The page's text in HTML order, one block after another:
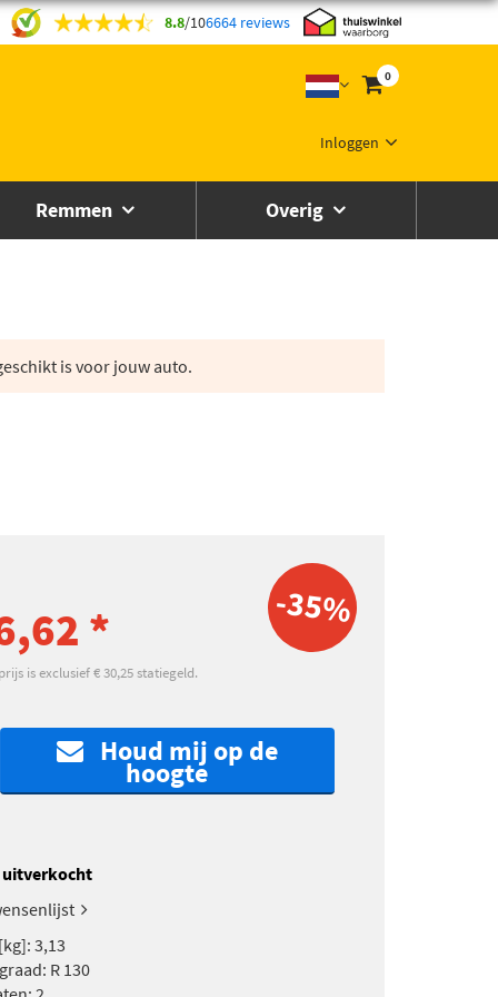
8.8/106664 reviews
0
Inloggen
Remmen Overig
is voor jouw auto.
-35%
*
is exclusief € 30,25 statiegeld.
Houd mij op de
hoogte
3,13
R 130